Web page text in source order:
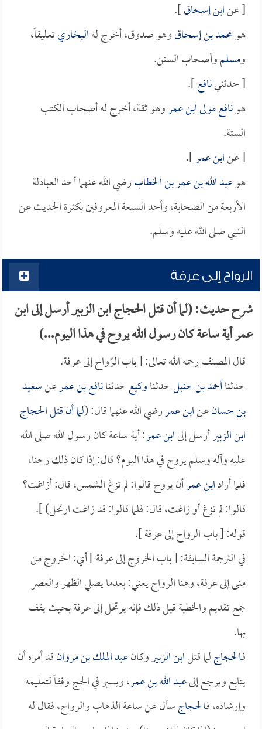
[ عنابن إسحاق].
هومحمد بن إسحاقوهو صدوق، أخرج لهالبخاريتعليقاً،
ومسلموأصحاب السنن.
[ حدثنينافع].
هونافع مولى ابن عمروهو ثقة، أخرج له أصحاب الكتب
الستة.
[ عنابن عمر].
هوعبد الله بن عمر بن الخطابرضي الله عنهما أحد العبادلة
الأربعة من الصحابة، وأحد السبعة المعروفين بكثرة الحديث عن
النبي صلى الله عليه وسلم.
الرواح إلى عرفة
شرح حديث: (لما أن قتل الحجاج ابن الزبير أرسل إلى ابن
عمر أية ساعة كان رسول الله يروح في هذا اليوم...)
قال المصنف رحمه الله تعالى: [ باب الرّواح إلى عرفة.
حدثناأحمد بن حنبلحدثناوكيعحدثنانافع بن عمرعنسعيد
بن حسانعنابن عمررضي الله عنهما قال: (لما أن قتلالحجاج
ابن الزبيرأرسل إلىابن عمر: أية ساعة كان رسول الله صلى الله
عليه وآله وسلم يروح في هذا اليوم؟ قال: إذا كان ذلك رحنا،
فلما أرادابن عمرأن يروح قالوا: لم تزغ الشمس، قال: أزاغت؟
قالوا: لم تزغ أو زاغت، قال: فلما قالوا: قد زاغت ارتحل) ].
قوله: [ باب الرواح إلى عرفة ].
في الترجمة السابقة: [ باب الخروج إلى عرفة ] أي: الخروج من
منى إلى عرفة، وهنا الرواح يعني: بعدما يصلي الظهر والعصر
جمع تقديم والخطبة قبل ذلك فإنه يرتحل إلى عرفة بحيث يقف
بها.
فـالحجاجلما قتلابن الزبيروكانعبد الملك بن مروانقد أمره أن
يتابع ويرجع إلىعبد الله بن عمر، ويسير في الحج وفقاً لتعليمه
وإرشاده، فـالحجاجسأل عن ساعة الذهاب والرواح، فقال له